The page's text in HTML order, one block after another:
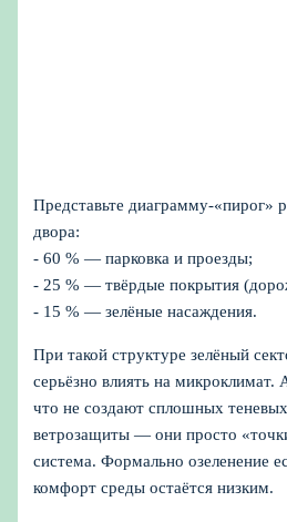
Представьте диаграмму-«пирог»
двора:
- 60 % — парковка и проезды;
- 25 % — твёрдые покрытия
- 15 % — зелёные насаждения.
При такой структуре зелёный
серьёзно влиять на микроклимат.
что не создают сплошных
ветрозащиты — они просто
система. Формально озеленение
комфорт среды остаётся низким.